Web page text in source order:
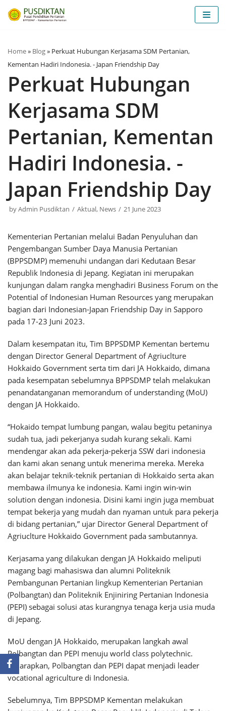
Skip
to
Home» Blog» Perkuat Hubungan Kerjasama SDM Pertanian,
Kementan Hadiri Indonesia. - Japan Friendship Day
Perkuat Hubungan
Kerjasama SDM
Pertanian, Kementan
Hadiri Indonesia. -
Japan Friendship Day
byAdmin Pusdiktan Aktual, News 21 June 2023
Kementerian Pertanian melalui Badan Penyuluhan dan
Pengembangan Sumber Daya Manusia Pertanian
(BPPSDMP) memenuhi undangan dari Kedutaan Besar
Republik Indonesia di Jepang. Kegiatan ini merupakan
kunjungan dalam rangka menghadiri Business Forum on the
Potential of Indonesian Human Resources yang merupakan
bagian dari Indonesian-Japan Friendship Day in Sapporo
pada 17-23 Juni 2023.
Dalam kesempatan itu, Tim BPPSDMP Kementan bertemu
dengan Director General Department of Agriuclture
Hokkaido Government serta tim dari JA Hokkaido, dimana
pada kesempatan sebelumnya BPPSDMP telah melakukan
penandatanganan memorandum of understanding (MoU)
dengan JA Hokkaido.
“Hokaido tempat lumbung pangan, walau begitu petaninya
sudah tua, jadi pekerjanya sudah kurang sekali. Kami
mendengar akan ada pekerja-pekerja SSW dari indonesia
dan kami akan senang untuk menerima mereka. Mereka
akan belajar teknik-teknik pertanian di Hokkaido serta akan
membawa ilmunya ke indonesia. Kami ingin win-win
solution dengan indonesia. Disini kami ingin juga membuat
tempat bekerja yang mudah dan nyaman untuk para pekerja
di bidang pertanian,” ujar Director General Department of
Agriuclture Hokkaido Government pada sambutannya.
Kerjasama yang dilakukan dengan JA Hokkaido meliputi
magang bagi mahasiswa dan alumni Politeknik
Pembangunan Pertanian lingkup Kementerian Pertanian
(Polbangtan) dan Politeknik Enjiniring Pertanian Indonesia
(PEPI) sebagai solusi atas kurangnya tenaga kerja usia muda
di Jepang.
MoU dengan JA Hokkaido, merupakan langkah awal
Polbangtan dan PEPI menuju world class polytechnic.
Diharapkan, Polbangtan dan PEPI dapat menjadi leader
vocational agriculture di Indonesia.
Sebelumnya, Tim BPPSDMP Kementan melakukan